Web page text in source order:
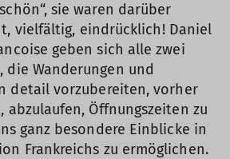
sie waren darüber
vielfältig, eindrücklich! Daniel
geben sich alle zwei
die Wanderungen und
detail vorzubereiten, vorher
abzulaufen, Öffnungszeiten zu
ganz besondere Einblicke in
Frankreichs zu ermöglichen.